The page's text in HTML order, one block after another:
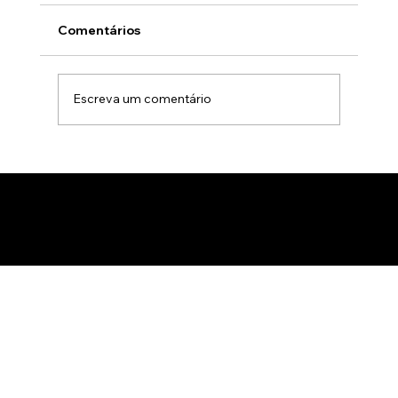
Comentários
Escreva um comentário